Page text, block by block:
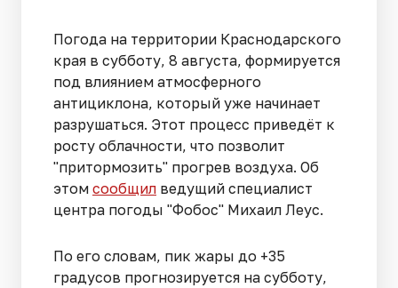
Погода на территории Краснодарского
края в субботу, 8 августа, формируется
под влиянием атмосферного
антициклона, который уже начинает
разрушаться. Этот процесс приведёт к
росту облачности, что позволит
"притормозить" прогрев воздуха. Об
этом сообщил ведущий специалист
центра погоды "Фобос" Михаил Леус.
По его словам, пик жары до +35
градусов прогнозируется на субботу,